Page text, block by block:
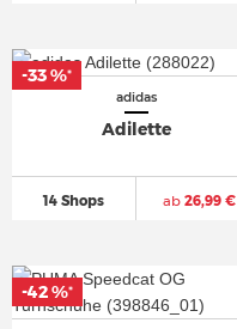
adidas
Adilette
14 Shops ab26,99 €
-33 %*
-42 %*